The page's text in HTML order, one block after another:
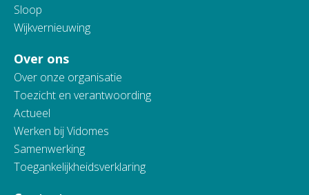
Sloop
Wijkvernieuwing
Over ons
Over onze organisatie
Toezicht en verantwoording
Actueel
Werken bij Vidomes
Samenwerking
Toegankelijkheidsverklaring